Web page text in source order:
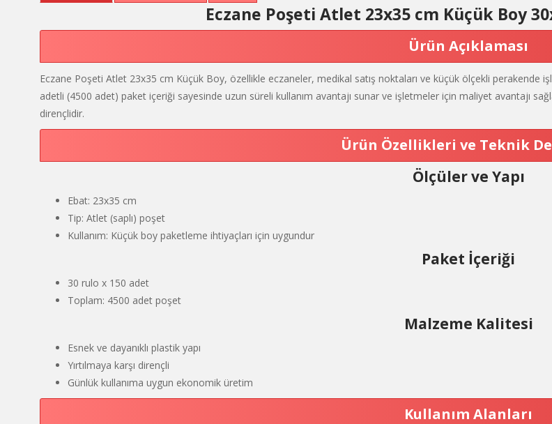
Eczane Poşeti Atlet 23x35 cm Küçük Boy
Ürün Açıklaması
Eczane Poşeti Atlet 23x35 cm Küçük Boy, özellikle eczaneler, medikal satış noktaları ve küçük ölçekli perakende
adetli (4500 adet) paket içeriği sayesinde uzun süreli kullanım avantajı sunar ve işletmeler için maliyet avantajı
dirençlidir.
Ürün Özellikleri ve Teknik
Ölçüler ve Yapı
Ebat: 23x35 cm
Tip: Atlet (saplı) poşet
Kullanım: Küçük boy paketleme ihtiyaçları için uygundur
Paket İçeriği
30 rulo x 150 adet
Toplam: 4500 adet poşet
Malzeme Kalitesi
Esnek ve dayanıklı plastik yapı
Yırtılmaya karşı dirençli
Günlük kullanıma uygun ekonomik üretim
Kullanım Alanları